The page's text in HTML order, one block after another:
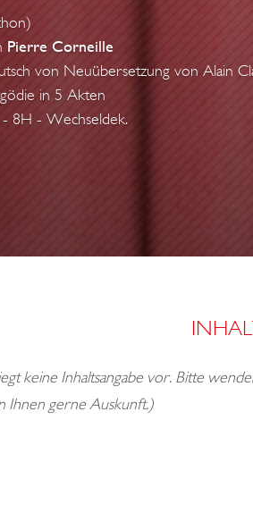
Pierre Corneille
von Neuübersetzung von Alain
in 5 Akten
8H - Wechseldek.
keine Inhaltsangabe vor. Bitte
Ihnen gerne Auskunft.)